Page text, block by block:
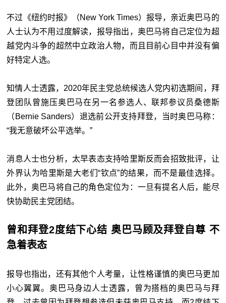
不过《纽约时报》（New York Times）报导，亲近奥巴马的
人士认为不用过度解读，报导指出，奥巴马将自己定位为超
越党内斗争的超然中立政治人物，而且目前心目中并没有偏
好特定人选。
知情人士透露，2020年民主党总统候选人党内初选期间，拜
登团队曾施压奥巴马在另一名参选人、联邦参议员桑德斯
（Bernie Sanders）退选前公开支持拜登，当时奥巴马称：
“我无意破坏公平选举。”
消息人士也分析，太早表态支持哈里斯反而会招致批评，让
外界认为哈里斯是大老们“钦点”的结果，而不是最佳选择。
此外，奥巴马将自己的角色定位为：一旦有提名人后，能尽
快协助民主党团结。
曾和拜登2度结下心结 奥巴马顾及拜登自尊 不
急着表态
报导也指出，还有其他个人考量，让性格谨慎的奥巴马更加
小心翼翼。奥巴马身边人士透露，曾为搭档的奥巴马与拜